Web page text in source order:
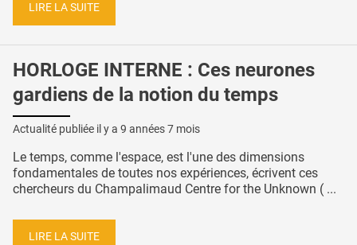
LIRE LA SUITE
HORLOGE INTERNE : Ces neurones
gardiens de la notion du temps
Actualité publiée il y a 9 années 7 mois
Le temps, comme l'espace, est l'une des dimensions
fondamentales de toutes nos expériences, écrivent ces
chercheurs du Champalimaud Centre for the Unknown ( ...
LIRE LA SUITE